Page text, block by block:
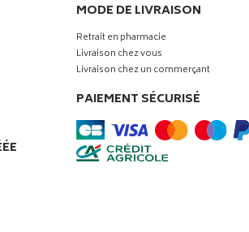
MODE DE LIVRAISON
Retrait en pharmacie
Livraison chez vous
Livraison chez un commerçant
PAIEMENT SÉCURISÉ